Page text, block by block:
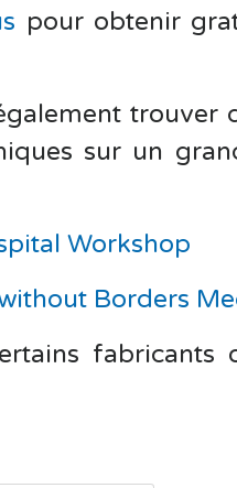
pour obtenir
trouver
sur un
Workshop
Borders